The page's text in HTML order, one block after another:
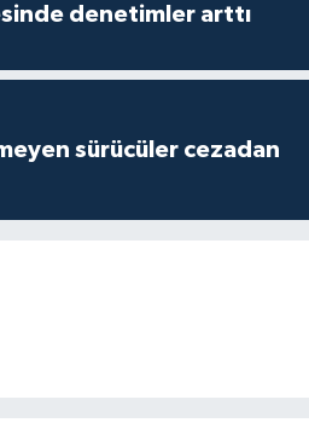
denetimler arttı
sürücüler cezadan